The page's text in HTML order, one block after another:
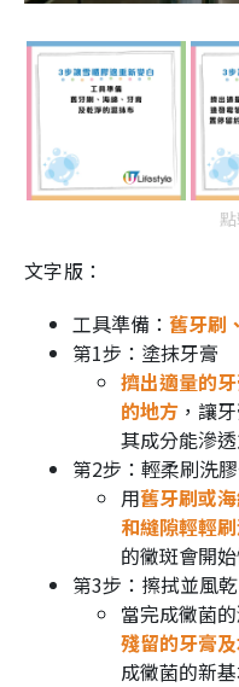
文字版：
工具準備： 舊牙刷
第1步：塗抹牙膏
擠出適量的
的地方 ，讓
其成分能滲
第2步：輕柔刷洗
用舊牙刷或
和縫隙輕輕
的黴斑會開
第3步：擦拭並風乾
當完成黴菌的
殘留的牙膏
成黴菌的新